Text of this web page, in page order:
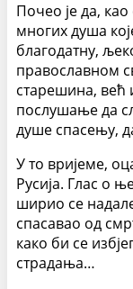
Почео је да,
многих душа
благодатну,
православном
старешина, већ
послушање да
душе спасењу,
У то вријеме,
Русија. Глас о
ширио се
спасавао од
како би се
страдања…